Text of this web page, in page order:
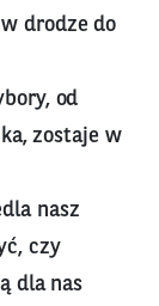
drodze do
od
zostaje w
nasz
czy
dla nas